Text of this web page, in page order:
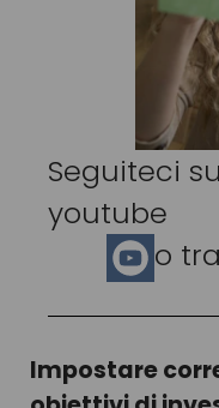
Seguiteci
youtube
o
Impostare